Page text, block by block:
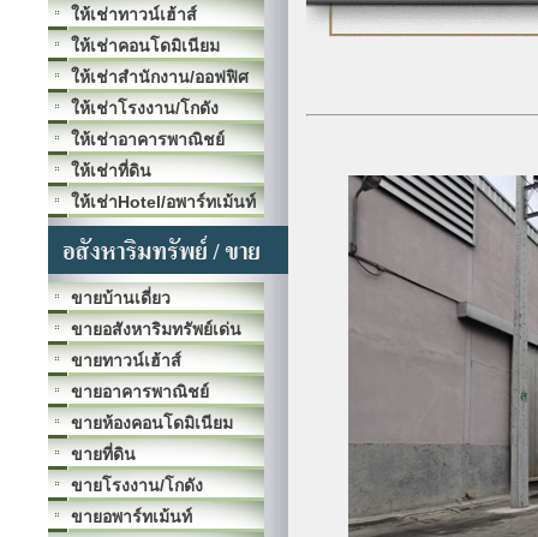
ให้เช่าทาวน์เฮ้าส์
ให้เช่าคอนโดมิเนียม
ให้เช่าสำนักงาน/ออฟฟิศ
ให้เช่าโรงงาน/โกดัง
ให้เช่าอาคารพาณิชย์
ให้เช่าที่ดิน
ให้เช่าHotel/อพาร์ทเม้นท์
ขายบ้านเดี่ยว
ขายอสังหาริมทรัพย์เด่น
ขายทาวน์เฮ้าส์
ขายอาคารพาณิชย์
ขายห้องคอนโดมิเนียม
ขายที่ดิน
ขายโรงงาน/โกดัง
ขายอพาร์ทเม้นท์